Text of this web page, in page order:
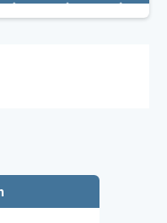
も歓迎です🐶😺